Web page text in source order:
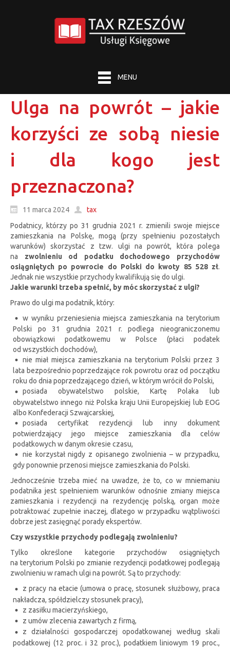
MENU
Ulga na powrót – jakie
korzyści ze sobą niesie
i dla kogo jest
przeznaczona?
11 marca 2024
tax
Podatnicy, którzy po 31 grudnia 2021 r. zmienili swoje miejsce
zamieszkania na Polskę, mogą (przy spełnieniu pozostałych
warunków) skorzystać z tzw. ulgi na powrót, która polega
na zwolnieniu od podatku dochodowego przychodów
osiągniętych po powrocie do Polski do kwoty 85 528 zł.
Jednak nie wszystkie przychody kwalifikują się do ulgi.
Jakie warunki trzeba spełnić, by móc skorzystać z ulgi?
Prawo do ulgi ma podatnik, który:
w wyniku przeniesienia miejsca zamieszkania na terytorium
Polski po 31 grudnia 2021 r. podlega nieograniczonemu
obowiązkowi podatkowemu w Polsce (płaci podatek
od wszystkich dochodów),
nie miał miejsca zamieszkania na terytorium Polski przez 3
lata bezpośrednio poprzedzające rok powrotu oraz od początku
roku do dnia poprzedzającego dzień, w którym wrócił do Polski,
posiada obywatelstwo polskie, Kartę Polaka lub
obywatelstwo innego niż Polska kraju Unii Europejskiej lub EOG
albo Konfederacji Szwajcarskiej,
posiada certyfikat rezydencji lub inny dokument
potwierdzający jego miejsce zamieszkania dla celów
podatkowych w danym okresie czasu,
nie korzystał nigdy z opisanego zwolnienia – w przypadku,
gdy ponownie przenosi miejsce zamieszkania do Polski.
Jednocześnie trzeba mieć na uwadze, że to, co w mniemaniu
podatnika jest spełnieniem warunków odnośnie zmiany miejsca
zamieszkania i rezydencji na rezydencję polską, organ może
potraktować zupełnie inaczej, dlatego w przypadku wątpliwości
dobrze jest zasięgnąć porady ekspertów.
Czy wszystkie przychody podlegają zwolnieniu?
Tylko określone kategorie przychodów osiągniętych
na terytorium Polski po zmianie rezydencji podatkowej podlegają
zwolnieniu w ramach ulgi na powrót. Są to przychody:
z pracy na etacie (umowa o pracę, stosunek służbowy, praca
nakładcza, spółdzielczy stosunek pracy),
z zasiłku macierzyńskiego,
z umów zlecenia zawartych z firmą,
z działalności gospodarczej opodatkowanej według skali
podatkowej (12 proc. i 32 proc.), podatkiem liniowym 19 proc.,